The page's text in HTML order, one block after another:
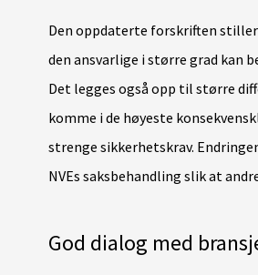
Den oppdaterte forskriften
den ansvarlige i større grad kan
Det legges også opp til større
komme i de høyeste
strenge sikkerhetskrav.
NVEs saksbehandling slik at
God dialog med